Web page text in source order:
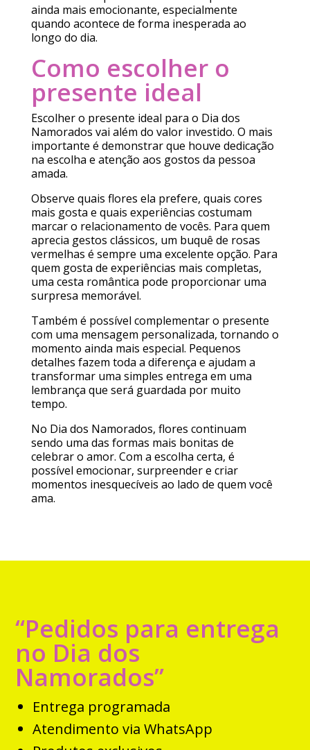
ainda mais emocionante, especialmente
quando acontece de forma inesperada ao
longo do dia.
Como escolher o
presente ideal
Escolher o presente ideal para o Dia dos
Namorados vai além do valor investido. O mais
importante é demonstrar que houve dedicação
na escolha e atenção aos gostos da pessoa
amada.
Observe quais flores ela prefere, quais cores
mais gosta e quais experiências costumam
marcar o relacionamento de vocês. Para quem
aprecia gestos clássicos, um buquê de rosas
vermelhas é sempre uma excelente opção. Para
quem gosta de experiências mais completas,
uma cesta romântica pode proporcionar uma
surpresa memorável.
Também é possível complementar o presente
com uma mensagem personalizada, tornando o
momento ainda mais especial. Pequenos
detalhes fazem toda a diferença e ajudam a
transformar uma simples entrega em uma
lembrança que será guardada por muito
tempo.
No Dia dos Namorados, flores continuam
sendo uma das formas mais bonitas de
celebrar o amor. Com a escolha certa, é
possível emocionar, surpreender e criar
momentos inesquecíveis ao lado de quem você
ama.
“Pedidos para entrega
no Dia dos
Namorados”
Entrega programada
Atendimento via WhatsApp